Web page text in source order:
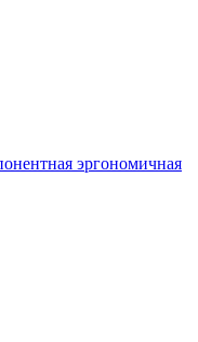
эргономичная